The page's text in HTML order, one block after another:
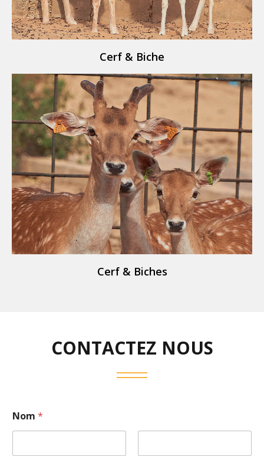
Cerf & Biche
Cerf & Biches
CONTACTEZ NOUS
Nom *